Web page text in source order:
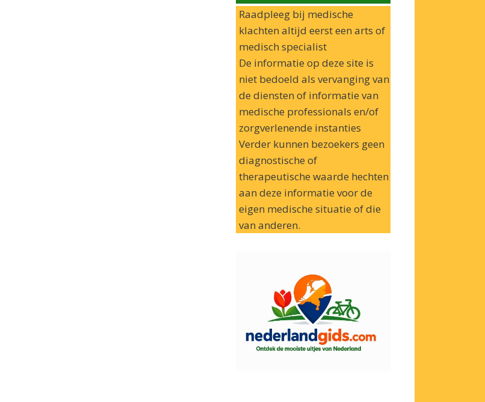
Raadpleeg bij medische
klachten altijd eerst een arts of
medisch specialist
De informatie op deze site is
niet bedoeld als vervanging van
de diensten of informatie van
medische professionals en/of
zorgverlenende instanties
Verder kunnen bezoekers geen
diagnostische of
therapeutische waarde hechten
aan deze informatie voor de
eigen medische situatie of die
van anderen.